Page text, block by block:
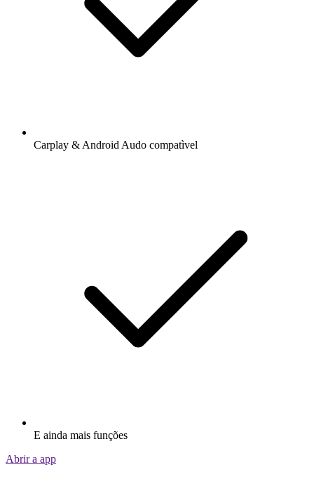
Carplay & Android Audo compatìvel
E ainda mais funções
Abrir a app